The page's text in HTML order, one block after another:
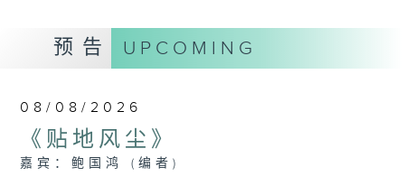
预告 UPCOMING
08/08/2026
《贴地风尘》
嘉宾：鲍国鸿 (编者)